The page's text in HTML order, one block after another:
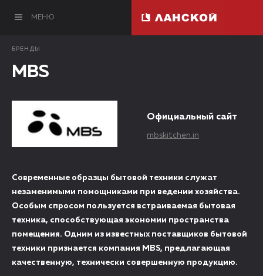
МЕНЮ
БРЕНДЫ
MBS
Официальный сайт
mbskitchen.in
Современные образцы бытовой техники служат
незаменимыми помощниками при ведении хозяйства.
Особым спросом пользуется встраиваемая бытовая
техника, способствующая экономии пространства
помещения. Одним из известных поставщиков бытовой
техники признается компания MBS, предлагающая
качественную, технически совершенную продукцию.